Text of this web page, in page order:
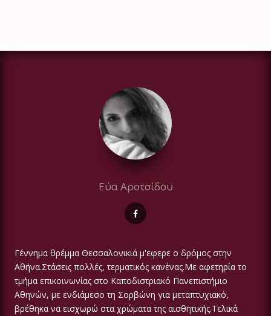
Εύα Αροτσίδου
Γέννημα θρέμμα Θεσσαλονικιά μ'εφερε ο δρόμος στην
Αθήνα.Στάσεις πολλές, τερματικός κανένας.Με αφετηρία το
τμήμα επικοινωνίας στο Καποδιστριακό Πανεπιστήμιο
Αθηνών, με ενδιάμεσο τη Σορβώνη για μεταπτυχιακό,
βρέθηκα να εισχωρώ στα χρώματα της αισθητικής.Τελικά